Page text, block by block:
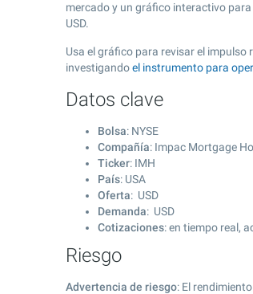
mercado y un gráfico interactivo
USD.
Usa el gráfico para revisar el
investigandoel instrumento para
Datos clave
Bolsa: NYSE
Compañía: Impac Mortgage
Ticker: IMH
País: USA
Oferta: USD
Demanda: USD
Cotizaciones: en tiempo real,
Riesgo
Advertencia de riesgo: El